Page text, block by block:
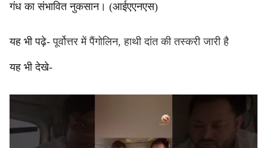
गंध का संभावित नुकसान। (आईएएनएस)
यह भी पढ़े-पूर्वोत्तर में पैंगोलिन, हाथी दांत की तस्करी जारी है
यह भी देखे-